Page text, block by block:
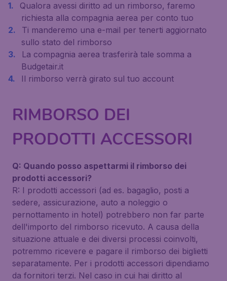
Qualora avessi diritto ad un rimborso, faremo
richiesta alla compagnia aerea per conto tuo
Ti manderemo una e-mail per tenerti aggiornato
sullo stato del rimborso
La compagnia aerea trasferirà tale somma a
Budgetair.it
Il rimborso verrà girato sul tuo account
RIMBORSO DEI
PRODOTTI ACCESSORI
Q: Quando posso aspettarmi il rimborso dei
prodotti accessori?
R: I prodotti accessori (ad es. bagaglio, posti a
sedere, assicurazione, auto a noleggio o
pernottamento in hotel) potrebbero non far parte
dell'importo del rimborso ricevuto. A causa della
situazione attuale e dei diversi processi coinvolti,
potremmo ricevere e pagare il rimborso dei biglietti
separatamente. Per i prodotti accessori dipendiamo
da fornitori terzi. Nel caso in cui hai diritto al